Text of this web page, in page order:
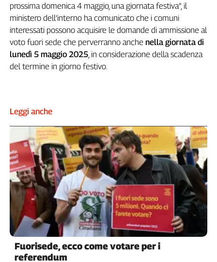
Speciali
G8
di
Genova,
il
120
anni
Cgil
Collettiva
Academy
Collettiva
Play
Rubriche
Collettiva
Talk
La
settimana
Collettiva
prossima domenica 4 maggio, una giornata festiva”, il
ministero dell’interno ha comunicato che i comuni
interessati possono acquisire le domande di ammissione al
voto fuori sede che perverranno anche nella giornata di
lunedì 5 maggio 2025, in considerazione della scadenza
del termine in giorno festivo.
Leggi anche
Fuorisede, ecco come votare per i
referendum